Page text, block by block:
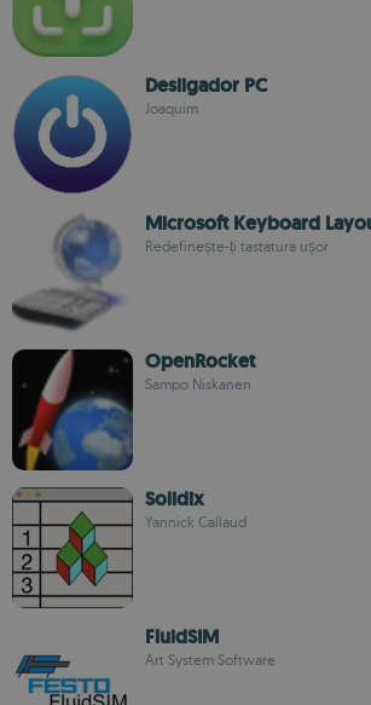
Desligador PC
Joaquim
Microsoft Keyboard
Redefinește-ți tastatura ușor
OpenRocket
Sampo Niskanen
Solidix
Yannick Callaud
FluidSIM
Art System Software